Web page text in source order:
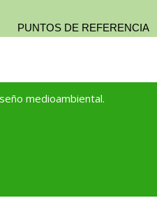
PUNTOS DE REFERENCIA
medioambiental.